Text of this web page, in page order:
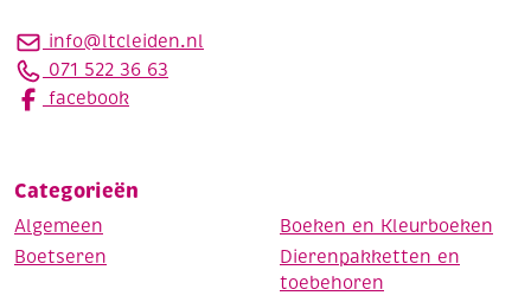
info@ltcleiden.nl
071 522 36 63
facebook
Categorieën
Algemeen
Boeken en Kleurboeken
Boetseren
Dierenpakketten en
toebehoren